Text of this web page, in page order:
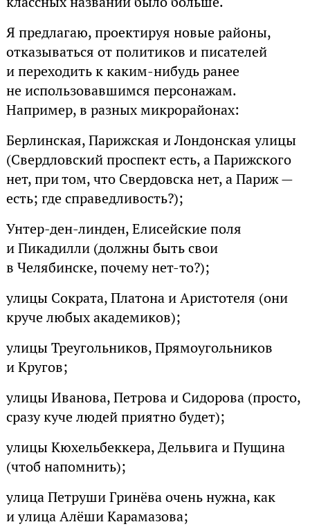
Я предлагаю, проектируя новые районы,
отказываться от политиков и писателей
и переходить к каким-нибудь ранее
не использовавшимся персонажам.
Например, в разных микрорайонах:
Берлинская, Парижская и Лондонская улицы
(Свердловский проспект есть, а Парижского
нет, при том, что Свердовска нет, а Париж —
есть; где справедливость?);
Унтер-ден-линден, Елисейские поля
и Пикадилли (должны быть свои
в Челябинске, почему нет-то?);
улицы Сократа, Платона и Аристотеля (они
круче любых академиков);
улицы Треугольников, Прямоугольников
и Кругов;
улицы Иванова, Петрова и Сидорова (просто,
сразу куче людей приятно будет);
улицы Кюхельбеккера, Дельвига и Пущина
(чтоб напомнить);
улица Петруши Гринёва очень нужна, как
и улица Алёши Карамазова;